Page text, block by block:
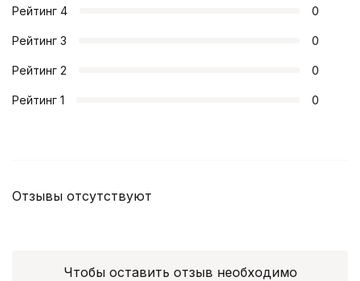
Рейтинг 4 0
Рейтинг 3 0
Рейтинг 2 0
Рейтинг 1 0
Отзывы отсутствуют
Чтобы оставить отзыв необходимо